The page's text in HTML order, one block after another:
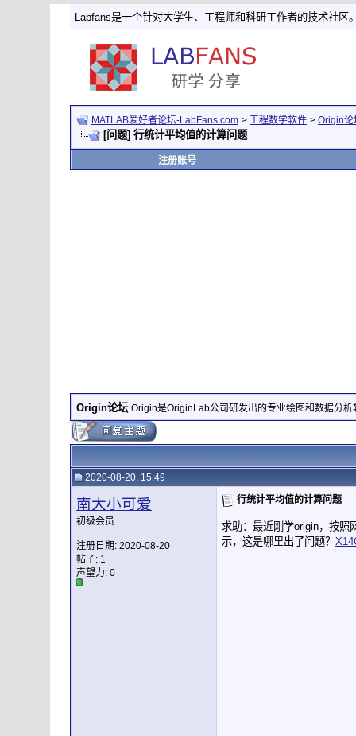
Labfans是一个针对大学生、工程师和科研工作者的技术社区
MATLAB爱好者论坛-LabFans.com > 工程数学软件 > Origin论
[问题] 行统计平均值的计算问题
注册账号
Origin论坛 Origin是OriginLab公司研发出的专业绘图和数据分析
2020-08-20, 15:49
南大小可爱
初级会员
注册日期: 2020-08-20
帖子: 1
声望力: 0
行统计平均值的计算问题
求助：最近刚学origin，按照
示，这是哪里出了问题？